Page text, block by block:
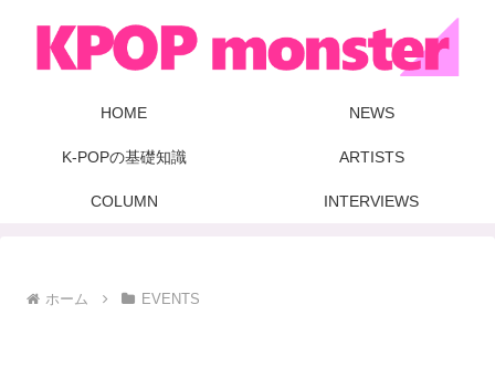
HOME NEWS
K-POPの基礎知識 ARTISTS
COLUMN INTERVIEWS
ホーム EVENTS